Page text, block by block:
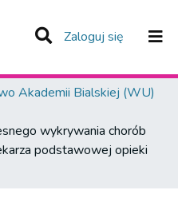
Zaloguj się (current)
Akademii Bialskiej (WU)
wykrywania chorób
podstawowej opieki